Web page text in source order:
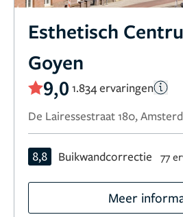
Esthetisch
Goyen
9,0 1.834 ervaringen
De Lairessestraat 180,
8,8 Buikwandcorrectie 77
Meer